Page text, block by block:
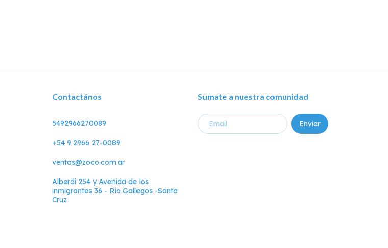
Contactános
5492966270089
+54 9 2966 27-0089
ventas@zoco.com.ar
Alberdi 254 y Avenida de los
inmigrantes 36 - Rio Gallegos -Santa
Cruz
Sumate a nuestra comunidad